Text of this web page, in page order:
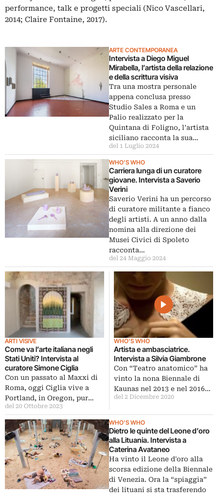
performance, talk e progetti speciali (Nico Vascellari,
2014; Claire Fontaine, 2017).
ARTE CONTEMPORANEA
Intervista a Diego Miguel
Mirabella, l’artista della relazione
e della scrittura visiva
Tra una mostra personale
appena conclusa presso
Studio Sales a Roma e un
Palio realizzato per la
Quintana di Foligno, l’artista
siciliano racconta la sua…
del 1 Luglio 2024
WHO'S WHO
Carriera lunga di un curatore
giovane. Intervista a Saverio
Verini
Saverio Verini ha un percorso
di curatore militante a fianco
degli artisti. A un anno dalla
nomina alla direzione dei
Musei Civici di Spoleto
racconta…
del 24 Maggio 2024
ARTI VISIVE
Come va l’arte italiana negli
Stati Uniti? Intervista al
curatore Simone Ciglia
Con un passato al Maxxi di
Roma, oggi Ciglia vive a
Portland, in Oregon, pur…
del 20 Ottobre 2023
WHO'S WHO
Artista e ambasciatrice.
Intervista a Silvia Giambrone
Con “Teatro anatomico” ha
vinto la nona Biennale di
Kaunas nel 2013 e nel 2016…
del 2 Dicembre 2020
WHO'S WHO
Dietro le quinte del Leone d’oro
alla Lituania. Intervista a
Caterina Avataneo
Ha vinto il Leone d'oro alla
scorsa edizione della Biennale
di Venezia. Ora la “spiaggia”
dei lituani si sta trasferendo